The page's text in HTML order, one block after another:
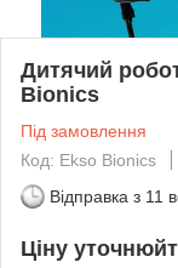
Дитячий
Bionics
Під замовлення
Код: Ekso Bionics
Відправка з 11
Ціну